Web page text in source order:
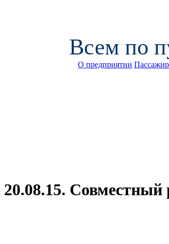
Всем по
О предприятии
20.08.15.